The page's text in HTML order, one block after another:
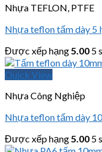
Nhựa TEFLON, PTFE
Nhựa teflon tấm dày 5
Được xếp hạng5.00 5
Quick View
Nhựa Công Nghiệp
Nhựa teflon tấm dày
Được xếp hạng5.00 5